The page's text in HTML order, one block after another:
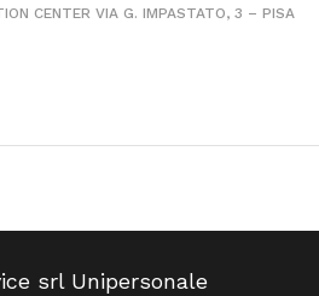
CENTER VIA G. IMPASTATO, 3 – PISA
srl Unipersonale